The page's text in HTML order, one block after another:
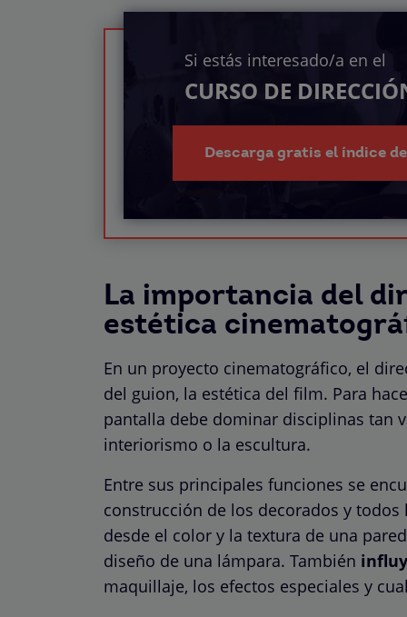
Si estás interesado/a en el
CURSO DE
Descarga gratis el índice
La importancia del
estética
En un proyecto cinematográfico, el
del guion, la estética del film. Para
pantalla debe dominar disciplinas tan
interiorismo o la escultura.
Entre sus principales funciones se
construcción de los decorados y
desde el color y la textura de una
diseño de una lámpara. También
maquillaje, los efectos especiales y